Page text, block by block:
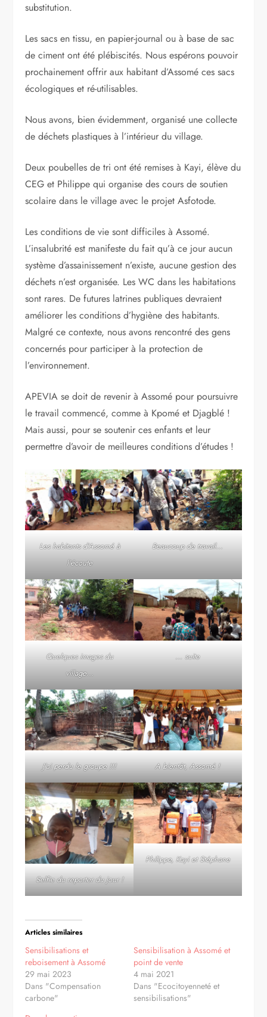
substitution.
Les sacs en tissu, en papier-journal ou à base de sac
de ciment ont été plébiscités. Nous espérons pouvoir
prochainement offrir aux habitant d’Assomé ces sacs
écologiques et ré-utilisables.
Nous avons, bien évidemment, organisé une collecte
de déchets plastiques à l’intérieur du village.
Deux poubelles de tri ont été remises à Kayi, élève du
CEG et Philippe qui organise des cours de soutien
scolaire dans le village avec le projet Asfotode.
Les conditions de vie sont difficiles à Assomé.
L’insalubrité est manifeste du fait qu’à ce jour aucun
système d’assainissement n’existe, aucune gestion des
déchets n’est organisée. Les WC dans les habitations
sont rares. De futures latrines publiques devraient
améliorer les conditions d’hygiène des habitants.
Malgré ce contexte, nous avons rencontré des gens
concernés pour participer à la protection de
l’environnement.
APEVIA se doit de revenir à Assomé pour poursuivre
le travail commencé, comme à Kpomé et Djagblé !
Mais aussi, pour se soutenir ces enfants et leur
permettre d’avoir de meilleures conditions d’études !
Les habitants d’Assomé à
l’écoute
Beaucoup de travail…
Quelques images du
village…
… suite
J’ai perdu le groupe !!! A bientôt, Assomé !
Selfie du reporter du jour !
Philippe, Kayi et Stéphane
Articles similaires
Sensibilisations et
reboisement à Assomé
29 mai 2023
Dans "Compensation
carbone"
Sensibilisation à Assomé et
point de vente
4 mai 2021
Dans "Ecocitoyenneté et
sensibilisations"